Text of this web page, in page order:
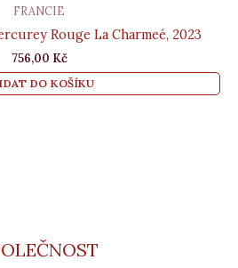
FRANCIE
Rouge La Charmeé, 2023
756,00 Kč
DO KOŠÍKU